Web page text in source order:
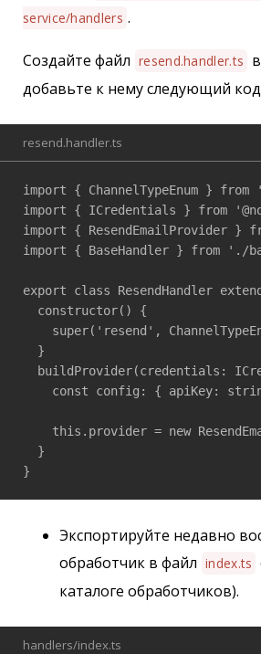
service/handlers .
Создайте файл resend.handler.ts
добавьте к нему следующий
resend.handler.ts
import { ChannelTypeEnum } from
import { ICredentials } from
import { ResendEmailProvider }
import { BaseHandler } from './
export class ResendHandler
  constructor() {
super('resend',
  }
buildProvider(credentials:
const config: { apiKey:
this.provider = new
  }
}
Экспортируйте недавно
обработчик в файл index.ts
каталоге обработчиков).
handlers/index.ts